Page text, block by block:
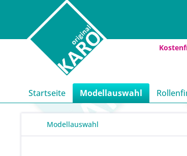
Startseite Modellauswahl
Modellauswahl